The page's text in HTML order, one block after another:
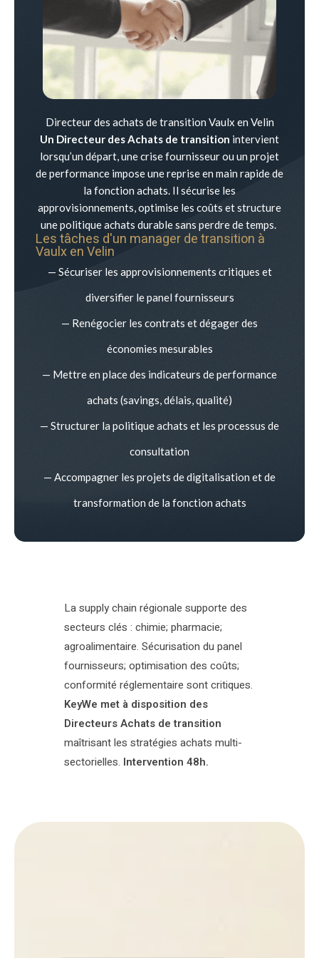
Directeur des achats de transition Vaulx en Velin
Un Directeur des Achats de transition intervient
lorsqu’un départ, une crise fournisseur ou un projet
de performance impose une reprise en main rapide de
la fonction achats. Il sécurise les
approvisionnements, optimise les coûts et structure
une politique achats durable sans perdre de temps.
Les tâches d'un manager de transition à
Vaulx en Velin
— Sécuriser les approvisionnements critiques et
diversifier le panel fournisseurs
— Renégocier les contrats et dégager des
économies mesurables
— Mettre en place des indicateurs de performance
achats (savings, délais, qualité)
— Structurer la politique achats et les processus de
consultation
— Accompagner les projets de digitalisation et de
transformation de la fonction achats
La supply chain régionale supporte des
secteurs clés : chimie; pharmacie;
agroalimentaire. Sécurisation du panel
fournisseurs; optimisation des coûts;
conformité réglementaire sont critiques.
KeyWe met à disposition des
Directeurs Achats de transition
maîtrisant les stratégies achats multi-
sectorielles. Intervention 48h.